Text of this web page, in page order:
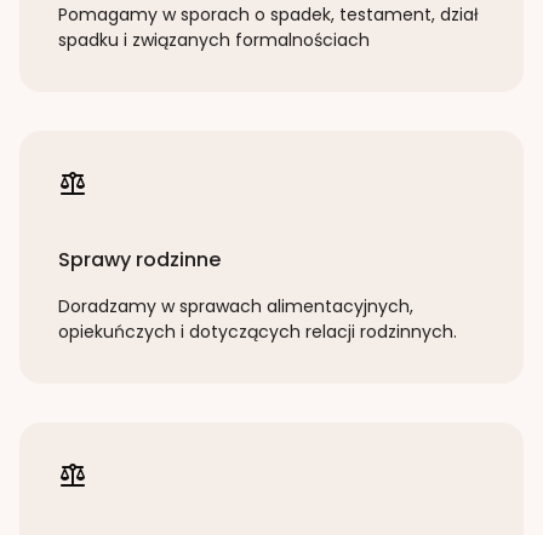
Pomagamy w sporach o spadek, testament, dział
spadku i związanych formalnościach
Sprawy rodzinne
Doradzamy w sprawach alimentacyjnych,
opiekuńczych i dotyczących relacji rodzinnych.